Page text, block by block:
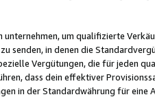
um qualifizierte
senden, in denen die
Vergütungen, die für jeden
dass dein effektiver
in der Standardwährung für eine